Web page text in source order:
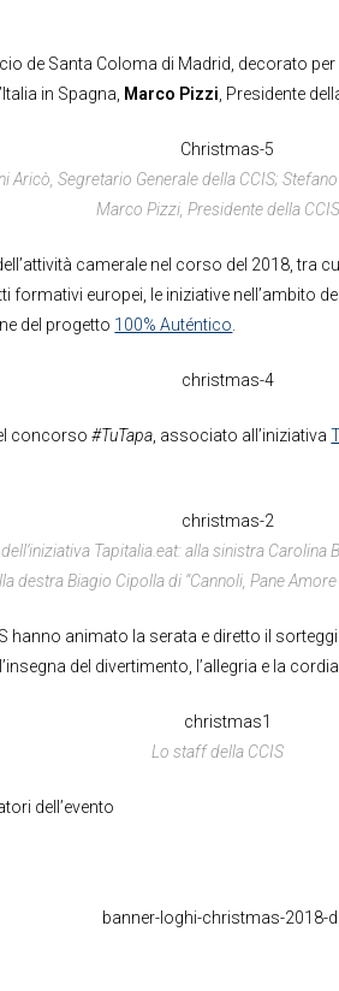
de Santa Coloma di Madrid, decorato
in Spagna, Marco Pizzi, Presidente
Aricò, Segretario Generale della CCIS;
Marco Pizzi, Presidente della CCIS
camerale nel corso del 2018, tra
europei, le iniziative nell’ambito
del progetto 100% Auténtico.
concorso#TuTapa, associato all’iniziativa
Tapitalia.eat: alla sinistra
destra Biagio Cipolla di “Cannoli, Pane
hanno animato la serata e diretto il
del divertimento, l’allegria e la
Lo staff della CCIS
dell’evento